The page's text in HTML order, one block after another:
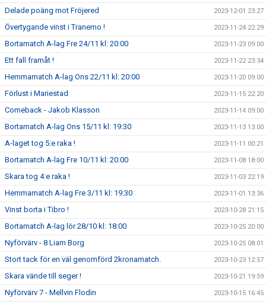
Delade poäng mot Fröjered 2023-12-01 23:27
Övertygande vinst i Tranemo ! 2023-11-24 22:29
Bortamatch A-lag Fre 24/11 kl: 20:00 2023-11-23 09:00
Ett fall framåt ! 2023-11-22 23:34
Hemmamatch A-lag Ons 22/11 kl: 20:00 2023-11-20 09:00
Förlust i Mariestad 2023-11-15 22:20
Comeback - Jakob Klasson 2023-11-14 09:00
Bortamatch A-lag Ons 15/11 kl: 19:30 2023-11-13 13:00
A-laget tog 5:e raka ! 2023-11-11 00:21
Bortamatch A-lag Fre 10/11 kl: 20:00 2023-11-08 18:00
Skara tog 4:e raka ! 2023-11-03 22:19
Hemmamatch A-lag Fre 3/11 kl: 19:30 2023-11-01 13:36
Vinst borta i Tibro ! 2023-10-28 21:15
Bortamatch A-lag lör 28/10 kl: 18:00 2023-10-25 20:00
Nyförvärv - 8 Liam Borg 2023-10-25 08:01
Stort tack för en väl genomförd 2kronamatch. 2023-10-23 12:57
Skara vände till seger ! 2023-10-21 19:59
Nyförvärv 7 - Mellvin Flodin 2023-10-15 16:45